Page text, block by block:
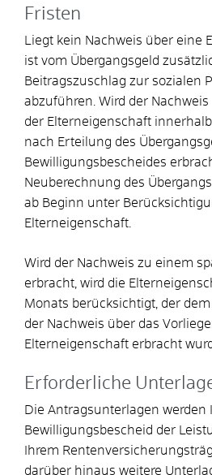
Fristen
Liegt kein Nachweis über eine
ist vom Übergangsgeld
Beitragszuschlag zur sozialen
abzuführen. Wird der
der Elterneigenschaft
nach Erteilung des
Bewilligungsbescheides
Neuberechnung des
ab Beginn unter
Elterneigenschaft.
Wird der Nachweis zu einem
erbracht, wird die
Monats berücksichtigt, der
der Nachweis über das
Elterneigenschaft erbracht
Erforderliche
Die Antragsunterlagen werden
Bewilligungsbescheid der
Ihrem
darüber hinaus weitere